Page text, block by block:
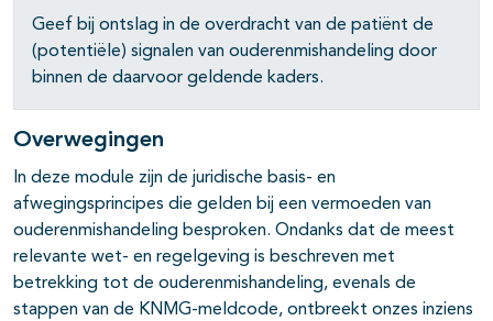
Geef bij ontslag in de overdracht van de patiënt de
(potentiële) signalen van ouderenmishandeling door
binnen de daarvoor geldende kaders.
Overwegingen
In deze module zijn de juridische basis- en
afwegingsprincipes die gelden bij een vermoeden van
ouderenmishandeling besproken. Ondanks dat de meest
relevante wet- en regelgeving is beschreven met
betrekking tot de ouderenmishandeling, evenals de
stappen van de KNMG-meldcode, ontbreekt onzes inziens